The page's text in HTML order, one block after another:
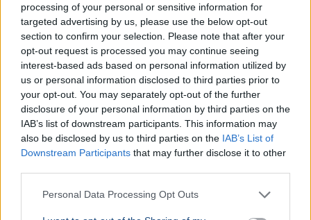
processing of your personal or sensitive information for
targeted advertising by us, please use the below opt-out
section to confirm your selection. Please note that after your
opt-out request is processed you may continue seeing
interest-based ads based on personal information utilized by
us or personal information disclosed to third parties prior to
your opt-out. You may separately opt-out of the further
disclosure of your personal information by third parties on the
IAB’s list of downstream participants. This information may
also be disclosed by us to third parties on the IAB’s List of
Downstream Participants that may further disclose it to other
Personal Data Processing Opt Outs
Ukrajna NATO Oroszország Katonaság Nagy-Britannia
Valerij Zaluzsnij, Ukrajna londoni nagykövete szerint az
ország soha nem fog csatlakozni a NATO-hoz, helyette
más katonai szövetségeket javasol.Bővebben...
Politika